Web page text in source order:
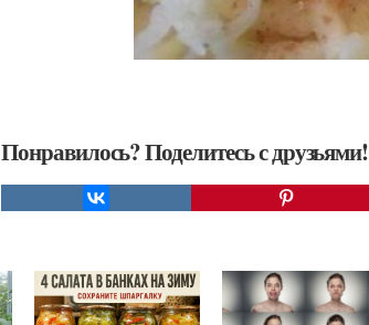
Понравилось? Поделитесь с друзьями!